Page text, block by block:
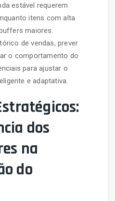
estável requerem
itens com alta
maiores.
de vendas, prever
o comportamento do
para ajustar o
e adaptativa.
dos
na
do